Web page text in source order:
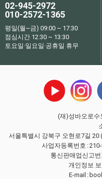
02-945-2972
010-2572-1365
평일(월~금) 09:00 ~ 17:30
점심시간 12:30 ~ 13:30
토요일·일요일·공휴일 휴무
(재)성바오로수
서울특별시 강북구 오현로7길
사업자등록번호 :
통신판매업신고번
개인정보
E-mail :